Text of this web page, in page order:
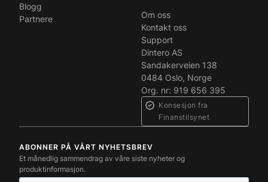
Blogg
Partnere
Om oss
Kontakt oss
Support
Dintero AS
Sandakerveien 138
0484 Oslo, Norge
Org. nr: 919 656 395
Konsesjon fra
Finanstilsynet
ABONNER PÅ VÅRT NYHETSBREV
Et månedlig sammendrag av våre siste nyheter og
produktinformasjon.